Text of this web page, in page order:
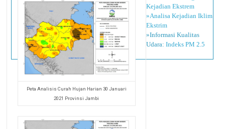
Peta Analisis Curah Hujan Harian 30 Januari
2021 Provinsi Jambi
Kejadian Ekstrem
»Analisa Kejadian Iklim
Ekstrim
»Informasi Kualitas
Udara: Indeks PM 2.5